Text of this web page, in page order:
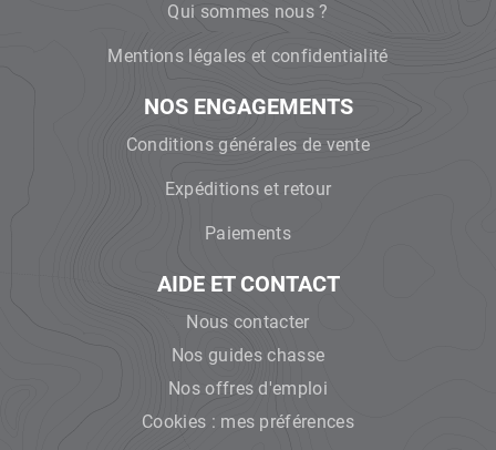
Qui sommes nous ?
Mentions légales et confidentialité
NOS ENGAGEMENTS
Conditions générales de vente
Expéditions et retour
Paiements
AIDE ET CONTACT
Nous contacter
Nos guides chasse
Nos offres d'emploi
Cookies : mes préférences